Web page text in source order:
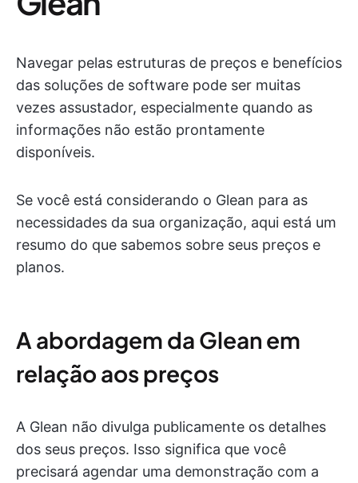
Navegar pelas estruturas de preços e benefícios
das soluções de software pode ser muitas
vezes assustador, especialmente quando as
informações não estão prontamente
disponíveis.
Se você está considerando o Glean para as
necessidades da sua organização, aqui está um
resumo do que sabemos sobre seus preços e
planos.
A abordagem da Glean em
relação aos preços
A Glean não divulga publicamente os detalhes
dos seus preços. Isso significa que você
precisará agendar uma demonstração com a